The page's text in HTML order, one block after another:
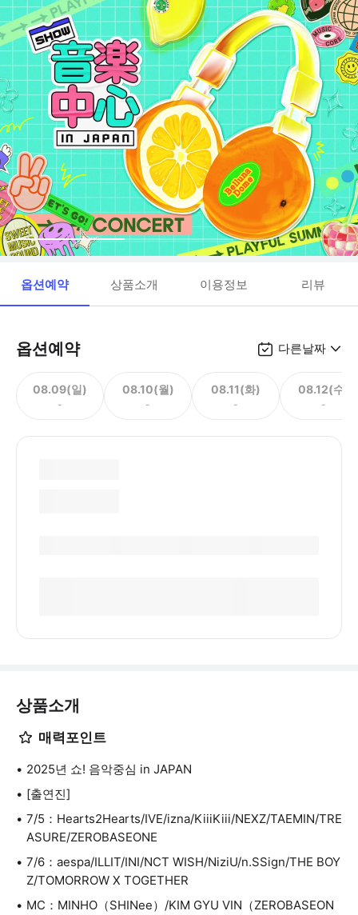
옵션예약 상품소개 이용정보 리뷰
옵션예약 다른날짜
08.09(일)
-
08.10(월)
-
08.11(화)
-
08.12(수)
-
상품소개
매력포인트
2025년 쇼! 음악중심 in JAPAN
[출연진]
7/5：Hearts2Hearts/IVE/izna/KiiiKiii/NEXZ/TAEMIN/TRE
ASURE/ZEROBASEONE
7/6：aespa/ILLIT/INI/NCT WISH/NiziU/n.SSign/THE BOY
Z/TOMORROW X TOGETHER
MC：MINHO（SHINee）/KIM GYU VIN（ZEROBASEON